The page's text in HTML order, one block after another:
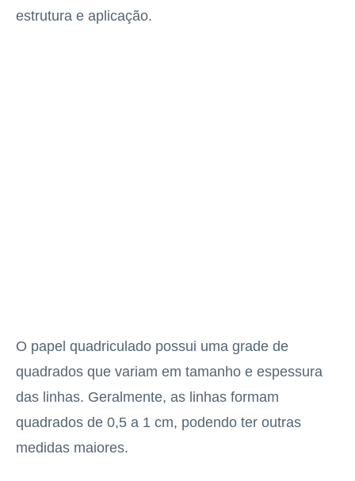
estrutura e aplicação.
O papel quadriculado possui uma grade de
quadrados que variam em tamanho e espessura
das linhas. Geralmente, as linhas formam
quadrados de 0,5 a 1 cm, podendo ter outras
medidas maiores.